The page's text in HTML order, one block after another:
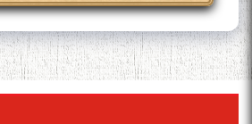
- Лоҳутӣ